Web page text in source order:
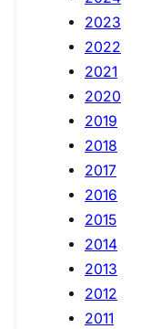
2023
2022
2021
2020
2019
2018
2017
2016
2015
2014
2013
2012
2011